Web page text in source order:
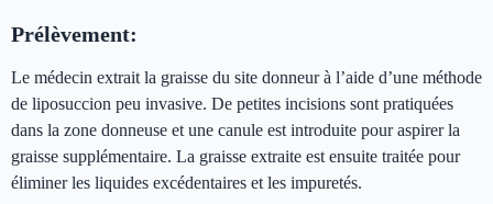
Prélèvement:
Le médecin extrait la graisse du site donneur à l’aide d’une méthode
de liposuccion peu invasive. De petites incisions sont pratiquées
dans la zone donneuse et une canule est introduite pour aspirer la
graisse supplémentaire. La graisse extraite est ensuite traitée pour
éliminer les liquides excédentaires et les impuretés.